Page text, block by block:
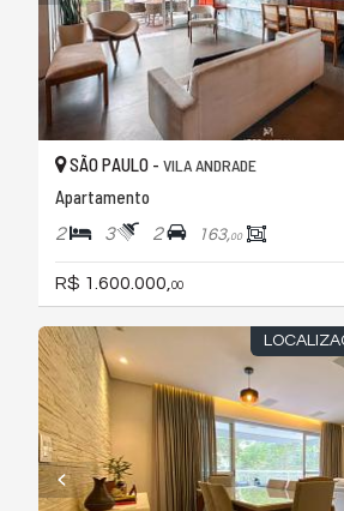
SÃO PAULO - VILA ANDRADE
Apartamento
2 3 2 163,00
R$ 1.600.000, 00